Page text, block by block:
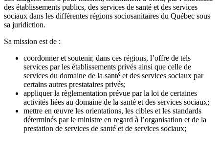
des établissements publics, des services de santé et des services
sociaux dans les différentes régions sociosanitaires du Québec sous
sa juridiction.
Sa mission est de :
coordonner et soutenir, dans ces régions, l’offre de tels
services par les établissements privés ainsi que celle de
services du domaine de la santé et des services sociaux par
certains autres prestataires privés;
appliquer la règlementation prévue par la loi de certaines
activités liées au domaine de la santé et des services sociaux;
mettre en œuvre les orientations, les cibles et les standards
déterminés par le ministre en regard à l’organisation et de la
prestation de services de santé et de services sociaux;